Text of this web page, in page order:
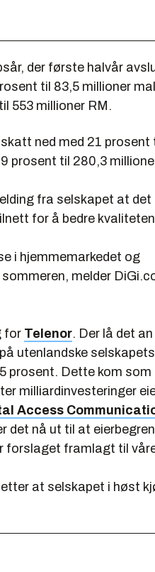
der første halvår
til 83,5 millioner
553 millioner RM.
ned med 21 prosent
prosent til 280,3
fra selskapet at det
for å bedre kvaliteten
i hjemmemarkedet og
melder
for Telenor. Der lå det
utenlandske selskapets
prosent. Dette kom som
milliardinvesteringer
Access
det nå ut til at
forslaget framlagt til
etter at selskapet i høst